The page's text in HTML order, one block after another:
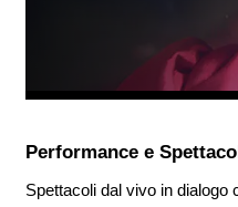
Performance e
Spettacoli dal vivo in dialogo